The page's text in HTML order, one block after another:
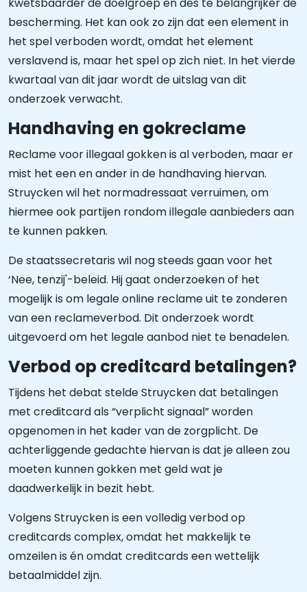
bescherming. Het kan ook zo zijn dat een element in
het spel verboden wordt, omdat het element
verslavend is, maar het spel op zich niet. In het vierde
kwartaal van dit jaar wordt de uitslag van dit
onderzoek verwacht.
Handhaving en gokreclame
Reclame voor illegaal gokken is al verboden, maar er
mist het een en ander in de handhaving hiervan.
Struycken wil het normadressaat verruimen, om
hiermee ook partijen rondom illegale aanbieders aan
te kunnen pakken.
De staatssecretaris wil nog steeds gaan voor het
‘Nee, tenzij'-beleid. Hij gaat onderzoeken of het
mogelijk is om legale online reclame uit te zonderen
van een reclameverbod. Dit onderzoek wordt
uitgevoerd om het legale aanbod niet te benadelen.
Verbod op creditcard betalingen?
Tijdens het debat stelde Struycken dat betalingen
met creditcard als “verplicht signaal” worden
opgenomen in het kader van de zorgplicht. De
achterliggende gedachte hiervan is dat je alleen zou
moeten kunnen gokken met geld wat je
daadwerkelijk in bezit hebt.
Volgens Struycken is een volledig verbod op
creditcards complex, omdat het makkelijk te
omzeilen is én omdat creditcards een wettelijk
betaalmiddel zijn.